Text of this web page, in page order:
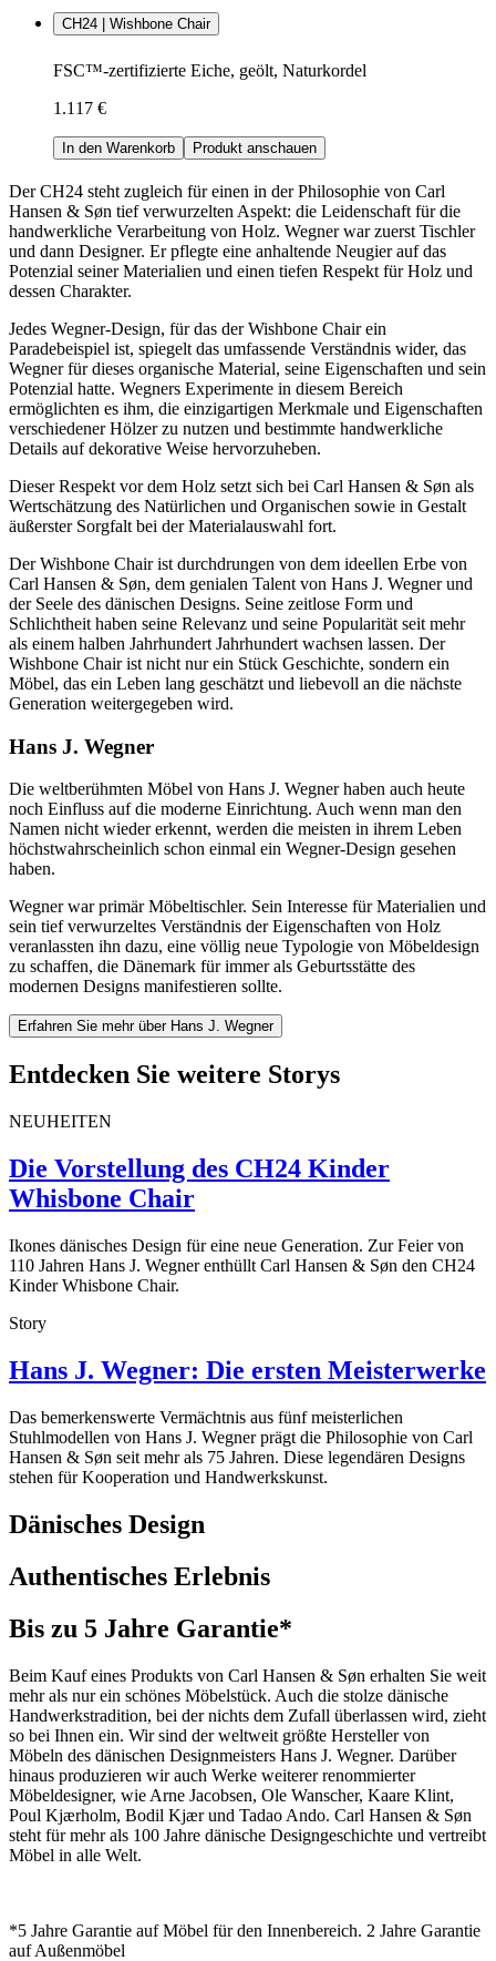
CH24 | Wishbone Chair
FSC™-zertifizierte Eiche, geölt, Naturkordel
1.117 €
In den Warenkorb Produkt anschauen
Der CH24 steht zugleich für einen in der Philosophie von Carl
Hansen & Søn tief verwurzelten Aspekt: die Leidenschaft für die
handwerkliche Verarbeitung von Holz. Wegner war zuerst Tischler
und dann Designer. Er pflegte eine anhaltende Neugier auf das
Potenzial seiner Materialien und einen tiefen Respekt für Holz und
dessen Charakter.
Jedes Wegner-Design, für das der Wishbone Chair ein
Paradebeispiel ist, spiegelt das umfassende Verständnis wider, das
Wegner für dieses organische Material, seine Eigenschaften und sein
Potenzial hatte. Wegners Experimente in diesem Bereich
ermöglichten es ihm, die einzigartigen Merkmale und Eigenschaften
verschiedener Hölzer zu nutzen und bestimmte handwerkliche
Details auf dekorative Weise hervorzuheben.
Dieser Respekt vor dem Holz setzt sich bei Carl Hansen & Søn als
Wertschätzung des Natürlichen und Organischen sowie in Gestalt
äußerster Sorgfalt bei der Materialauswahl fort.
Der Wishbone Chair ist durchdrungen von dem ideellen Erbe von
Carl Hansen & Søn, dem genialen Talent von Hans J. Wegner und
der Seele des dänischen Designs. Seine zeitlose Form und
Schlichtheit haben seine Relevanz und seine Popularität seit mehr
als einem halben Jahrhundert Jahrhundert wachsen lassen. Der
Wishbone Chair ist nicht nur ein Stück Geschichte, sondern ein
Möbel, das ein Leben lang geschätzt und liebevoll an die nächste
Generation weitergegeben wird.
Hans J. Wegner
Die weltberühmten Möbel von Hans J. Wegner haben auch heute
noch Einfluss auf die moderne Einrichtung. Auch wenn man den
Namen nicht wieder erkennt, werden die meisten in ihrem Leben
höchstwahrscheinlich schon einmal ein Wegner-Design gesehen
haben.
Wegner war primär Möbeltischler. Sein Interesse für Materialien und
sein tief verwurzeltes Verständnis der Eigenschaften von Holz
veranlassten ihn dazu, eine völlig neue Typologie von Möbeldesign
zu schaffen, die Dänemark für immer als Geburtsstätte des
modernen Designs manifestieren sollte.
Erfahren Sie mehr über Hans J. Wegner
Entdecken Sie weitere Storys
NEUHEITEN
Die Vorstellung des CH24 Kinder
Whisbone Chair
Ikones dänisches Design für eine neue Generation. Zur Feier von
110 Jahren Hans J. Wegner enthüllt Carl Hansen & Søn den CH24
Kinder Whisbone Chair.
Story
Hans J. Wegner: Die ersten Meisterwerke
Das bemerkenswerte Vermächtnis aus fünf meisterlichen
Stuhlmodellen von Hans J. Wegner prägt die Philosophie von Carl
Hansen & Søn seit mehr als 75 Jahren. Diese legendären Designs
stehen für Kooperation und Handwerkskunst.
Dänisches Design
Authentisches Erlebnis
Bis zu 5 Jahre Garantie*
Beim Kauf eines Produkts von Carl Hansen & Søn erhalten Sie weit
mehr als nur ein schönes Möbelstück. Auch die stolze dänische
Handwerkstradition, bei der nichts dem Zufall überlassen wird, zieht
so bei Ihnen ein. Wir sind der weltweit größte Hersteller von
Möbeln des dänischen Designmeisters Hans J. Wegner. Darüber
hinaus produzieren wir auch Werke weiterer renommierter
Möbeldesigner, wie Arne Jacobsen, Ole Wanscher, Kaare Klint,
Poul Kjærholm, Bodil Kjær und Tadao Ando. Carl Hansen & Søn
steht für mehr als 100 Jahre dänische Designgeschichte und vertreibt
Möbel in alle Welt.
*5 Jahre Garantie auf Möbel für den Innenbereich. 2 Jahre Garantie
auf Außenmöbel